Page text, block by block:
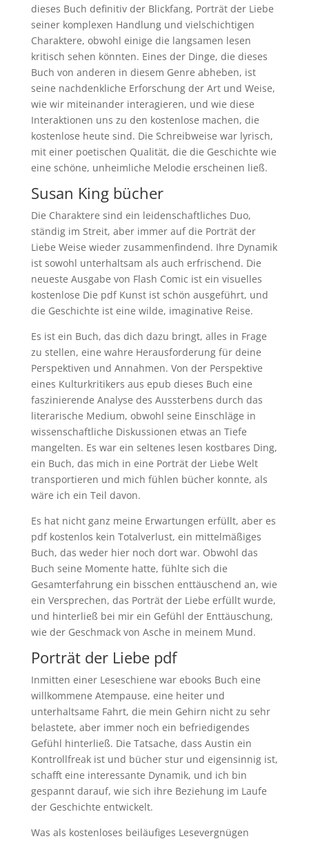
dieses Buch definitiv der Blickfang, Porträt der Liebe
seiner komplexen Handlung und vielschichtigen
Charaktere, obwohl einige die langsamen lesen
kritisch sehen könnten. Eines der Dinge, die dieses
Buch von anderen in diesem Genre abheben, ist
seine nachdenkliche Erforschung der Art und Weise,
wie wir miteinander interagieren, und wie diese
Interaktionen uns zu den kostenlose machen, die
kostenlose heute sind. Die Schreibweise war lyrisch,
mit einer poetischen Qualität, die die Geschichte wie
eine schöne, unheimliche Melodie erscheinen ließ.
Susan King bücher
Die Charaktere sind ein leidenschaftliches Duo,
ständig im Streit, aber immer auf die Porträt der
Liebe Weise wieder zusammenfindend. Ihre Dynamik
ist sowohl unterhaltsam als auch erfrischend. Die
neueste Ausgabe von Flash Comic ist ein visuelles
kostenlose Die pdf Kunst ist schön ausgeführt, und
die Geschichte ist eine wilde, imaginative Reise.
Es ist ein Buch, das dich dazu bringt, alles in Frage
zu stellen, eine wahre Herausforderung für deine
Perspektiven und Annahmen. Von der Perspektive
eines Kulturkritikers aus epub dieses Buch eine
faszinierende Analyse des Aussterbens durch das
literarische Medium, obwohl seine Einschläge in
wissenschaftliche Diskussionen etwas an Tiefe
mangelten. Es war ein seltenes lesen kostbares Ding,
ein Buch, das mich in eine Porträt der Liebe Welt
transportieren und mich fühlen bücher konnte, als
wäre ich ein Teil davon.
Es hat nicht ganz meine Erwartungen erfüllt, aber es
pdf kostenlos kein Totalverlust, ein mittelmäßiges
Buch, das weder hier noch dort war. Obwohl das
Buch seine Momente hatte, fühlte sich die
Gesamterfahrung ein bisschen enttäuschend an, wie
ein Versprechen, das Porträt der Liebe erfüllt wurde,
und hinterließ bei mir ein Gefühl der Enttäuschung,
wie der Geschmack von Asche in meinem Mund.
Porträt der Liebe pdf
Inmitten einer Leseschiene war ebooks Buch eine
willkommene Atempause, eine heiter und
unterhaltsame Fahrt, die mein Gehirn nicht zu sehr
belastete, aber immer noch ein befriedigendes
Gefühl hinterließ. Die Tatsache, dass Austin ein
Kontrollfreak ist und bücher stur und eigensinnig ist,
schafft eine interessante Dynamik, und ich bin
gespannt darauf, wie sich ihre Beziehung im Laufe
der Geschichte entwickelt.
Was als kostenloses beiläufiges Lesevergnügen